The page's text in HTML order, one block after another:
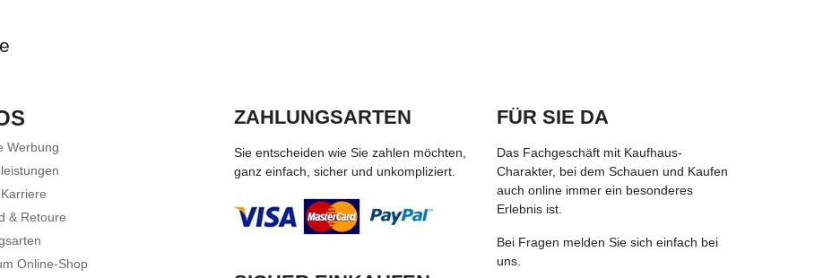
Werbung
& Retoure
Online-Shop
ZAHLUNGSARTEN
Sie entscheiden wie Sie zahlen möchten,
ganz einfach, sicher und unkompliziert.
FÜR SIE DA
Das Fachgeschäft mit Kaufhaus-
Charakter, bei dem Schauen und Kaufen
auch online immer ein besonderes
Erlebnis ist.
Bei Fragen melden Sie sich einfach bei
uns.